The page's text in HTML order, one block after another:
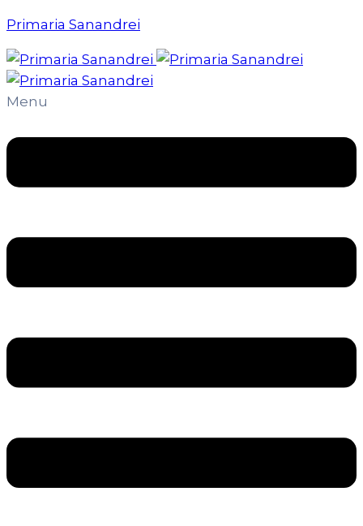
Primaria Sanandrei
Menu